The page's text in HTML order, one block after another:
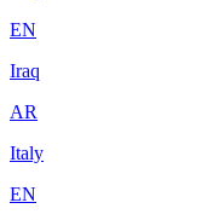
EN
Iraq
AR
Italy
EN